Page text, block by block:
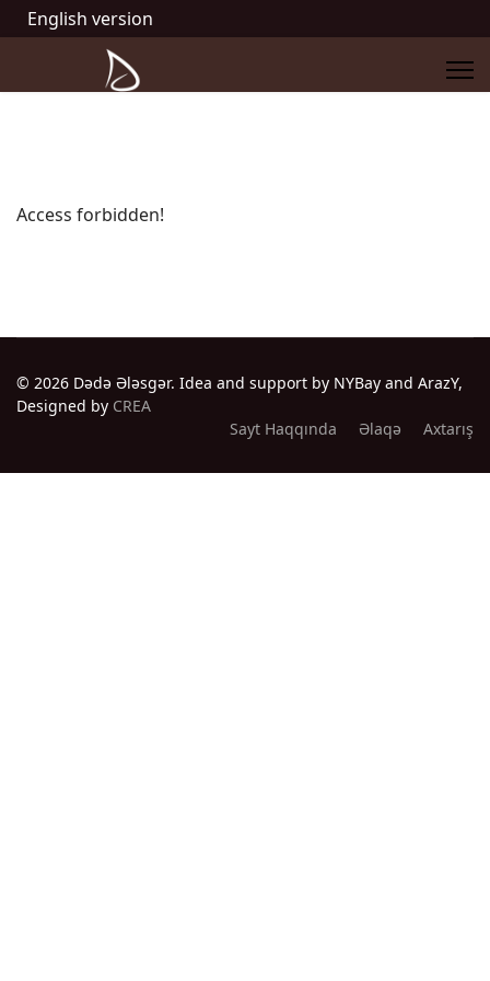
English version
Access forbidden!
© 2026 Dədə Ələsgər. Idea and support by NYBay and ArazY,
Designed by CREA
Sayt Haqqında
Əlaqə Axtarış